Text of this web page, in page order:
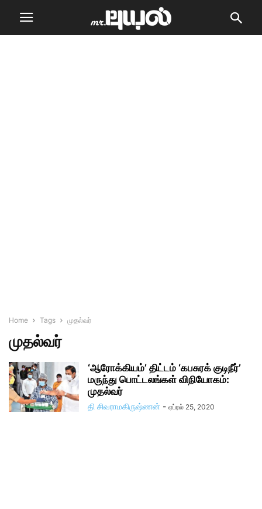
Home Tags முதல்வர்
முதல்வர்
‘ஆரோக்கியம்’ திட்டம் ‘கபசுரக் குடிநீர்’
மருந்து பொட்டலங்கள் விநியோகம்:
முதல்வர்
தி சிவராமகிருஷ்ணன் - ஏப்ரல் 25, 2020